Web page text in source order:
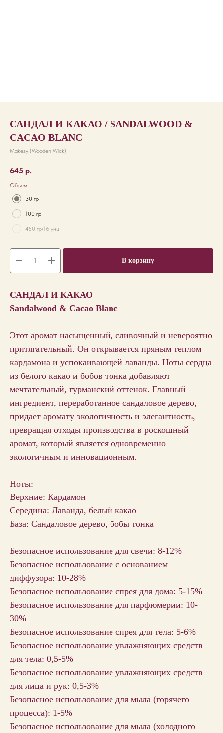
САНДАЛ И КАКАО / SANDALWOOD &
CACAO BLANC
Makesy (Wooden Wick)
645 р.
Объем
30 гр
100 гр
450 гр/16 унц
В корзину
САНДАЛ И КАКАО
Sandalwood & Cacao Blanc
Этот аромат насыщенный, сливочный и невероятно
притягательный. Он открывается пряным теплом
кардамона и успокаивающей лаванды. Ноты сердца
из белого какао и бобов тонка добавляют
мечтательный, гурманский оттенок. Главный
ингредиент, переработанное сандаловое дерево,
придает аромату экологичность и элегантность,
превращая отходы производства в роскошный
аромат, который является одновременно
экологичным и инновационным.
Ноты:
Верхние: Кардамон
Середина: Лаванда, белый какао
База: Сандаловое дерево, бобы тонка
Безопасное использование для свечи: 8-12%
Безопасное использование с основанием
диффузора: 10-28%
Безопасное использование спрея для дома: 5-15%
Безопасное использование для парфюмерии: 10-
30%
Безопасное использование спрея для тела: 5-6%
Безопасное использование увлажняющих средств
для тела: 0,5-5%
Безопасное использование увлажняющих средств
для лица и рук: 0,5-3%
Безопасное использование для мыла (горячего
процесса): 1-5%
Безопасное использование для мыла (холодного